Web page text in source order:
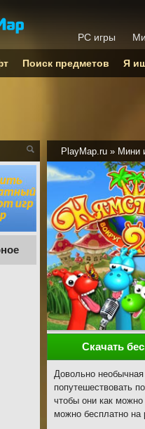
PlayMap.ru » Мини
Скачать
Довольно
попутешествовать
чтобы они как
можно бесплатно на
PC игры
Поиск предметов Я